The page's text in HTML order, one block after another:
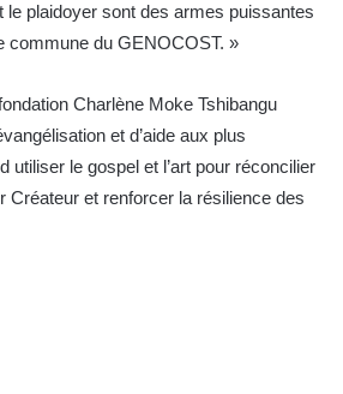
le plaidoyer sont des armes puissantes
commune du GENOCOST. »
Charlène Moke Tshibangu
et d’aide aux plus
utiliser le gospel et l’art pour réconcilier
Créateur et renforcer la résilience des